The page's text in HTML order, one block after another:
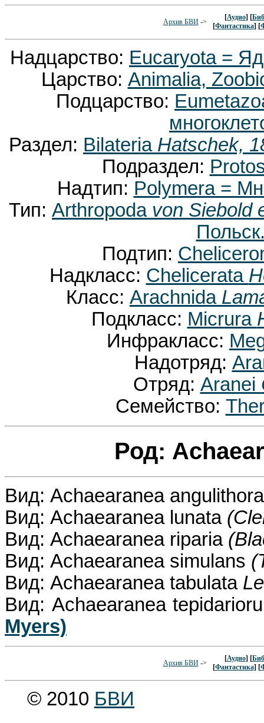
Архив БВИ->
[Аудио] [
[Фантастика] [
Надцарство: Eucaryota =
Царство: Animalia,
Подцарство:
Раздел: Bilateria Hatschek,
Подраздел:
Надтип: Polymera =
Тип: Arthropoda von Siebold
Подтип:
Надкласс: Chelicerata
Класс: Arachnida
Подкласс: Micrura
Инфракласс:
Надотряд:
Отряд: Aranei
Семейство:
Род:
Вид: Achaearanea
Вид: Achaearanea lunata
Вид: Achaearanea riparia
Вид: Achaearanea simulans
Вид: Achaearanea tabulata
Вид: Achaearanea
Myers)
Архив БВИ->
[Аудио] [
[Фантастика] [
© 2010 БВИ